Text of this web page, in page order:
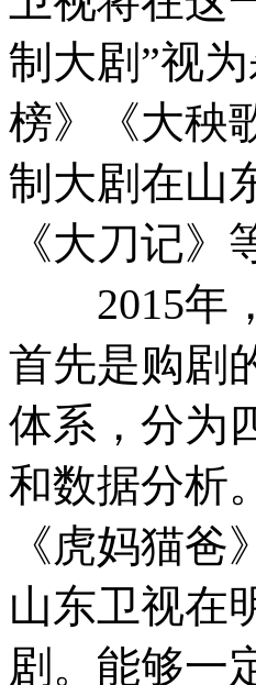
制大剧”视
榜》《大秧
制大剧在山
《大刀记
2015年，
首先是购剧
体系，分为
和数据分析
《虎妈猫
山东卫视在
剧。能够一